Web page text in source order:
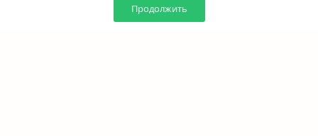
Корзина
Продолжить